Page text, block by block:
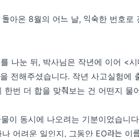
아온 8월의 어느 날, 익숙한 번호
나눈 뒤, 박사님은 작년에 이어 <
전해주셨습니다. 작년 사고실험에
한번 더 합을 맞춰보는 건 어떤지 물
이 동시에 나오려는 기분이었습니
어려운 일인지, 그동안 EO라는 이